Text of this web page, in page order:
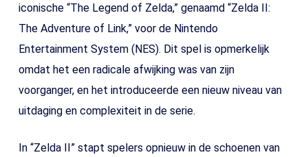
iconische “The Legend of Zelda,” genaamd “Zelda II:
The Adventure of Link,” voor de Nintendo
Entertainment System (NES). Dit spel is opmerkelijk
omdat het een radicale afwijking was van zijn
voorganger, en het introduceerde een nieuw niveau van
uitdaging en complexiteit in de serie.
In “Zelda II” stapt spelers opnieuw in de schoenen van